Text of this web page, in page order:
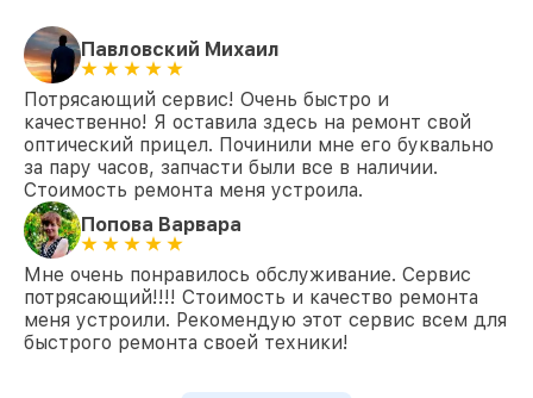
Павловский Михаил
Потрясающий сервис! Очень быстро и
качественно! Я оставила здесь на ремонт свой
оптический прицел. Починили мне его буквально
за пару часов, запчасти были все в наличии.
Стоимость ремонта меня устроила.
Попова Варвара
Мне очень понравилось обслуживание. Сервис
потрясающий!!!! Стоимость и качество ремонта
меня устроили. Рекомендую этот сервис всем для
быстрого ремонта своей техники!